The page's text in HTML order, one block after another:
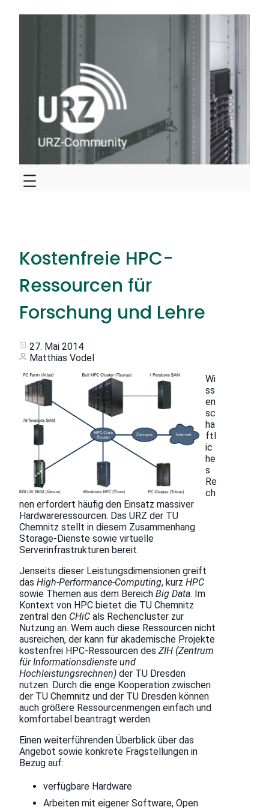
Kostenfreie HPC-
Ressourcen für
Forschung und Lehre
27. Mai 2014
Matthias Vodel
Wi
ss
en
sc
ha
ftl
ic
he
s
Re
ch
nen erfordert häufig den Einsatz massiver
Hardwareressourcen. Das URZ der TU
Chemnitz stellt in diesem Zusammenhang
Storage-Dienste sowie virtuelle
Serverinfrastrukturen bereit.
Jenseits dieser Leistungsdimensionen greift
das High-Performance-Computing, kurz HPC
sowie Themen aus dem Bereich Big Data. Im
Kontext von HPC bietet die TU Chemnitz
zentral den CHiC als Rechencluster zur
Nutzung an. Wem auch diese Ressourcen nicht
ausreichen, der kann für akademische Projekte
kostenfrei HPC-Ressourcen des ZIH (Zentrum
für Informationsdienste und
Hochleistungsrechnen) der TU Dresden
nutzen. Durch die enge Kooperation zwischen
der TU Chemnitz und der TU Dresden können
auch größere Ressourcenmengen einfach und
komfortabel beantragt werden.
Einen weiterführenden Überblick über das
Angebot sowie konkrete Fragstellungen in
Bezug auf:
verfügbare Hardware
Arbeiten mit eigener Software, Open